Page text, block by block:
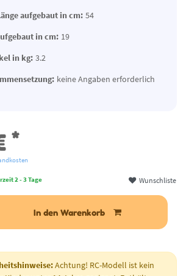
aufgebaut in cm: 54
in cm: 19
in kg: 3.2
keine Angaben erforderlich
*
2 - 3 Tage Wunschliste
In den Warenkorb
Achtung! RC-Modell ist kein